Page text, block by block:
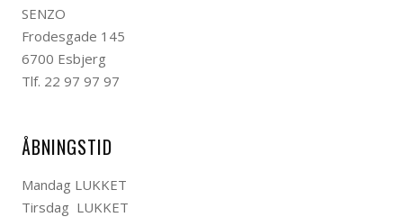
SENZO
Frodesgade 145
6700 Esbjerg
Tlf. 22 97 97 97
ÅBNINGSTID
Mandag LUKKET
Tirsdag LUKKET